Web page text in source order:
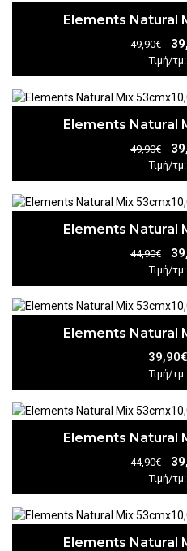
Elements Natural
49,90€
Τιμή/
Elements Natural
49,90€
Τιμή/
Elements Natural
44,90€
Τιμή/
Elements Natural
39,90€
Τιμή/
Elements Natural
44,90€
Τιμή/
Elements Natural